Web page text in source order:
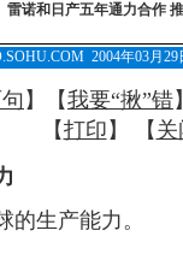
雷诺和日产五年通力合作
2004年03月
】【我要“揪”错
【打印 】 【 关
生产能力。